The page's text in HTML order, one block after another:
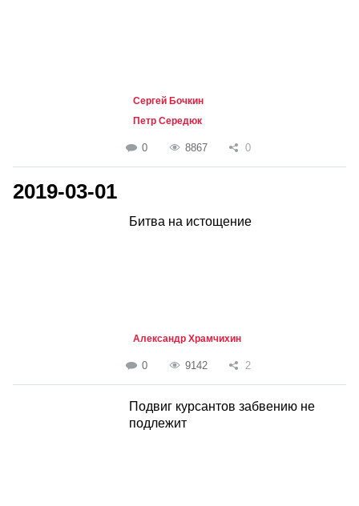
Сергей Бочкин
Петр Середюк
0 8867 0
2019-03-01
Битва на истощение
Александр Храмчихин
0 9142 2
Подвиг курсантов забвению не
подлежит